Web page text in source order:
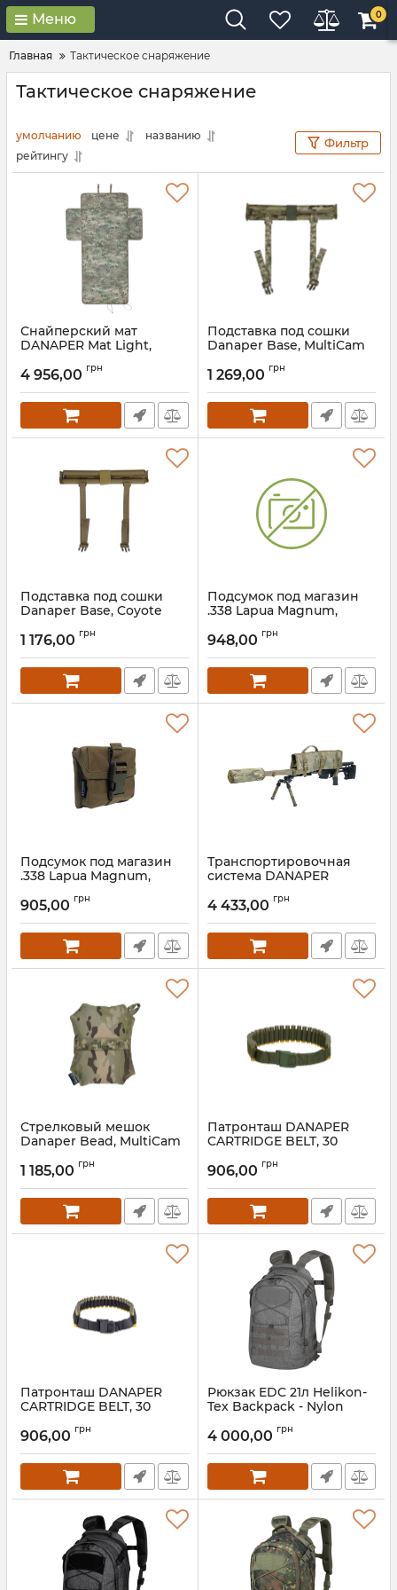
Меню 0
Главная Тактическое снаряжение
Тактическое снаряжение
умолчанию цене
названию
рейтингу
Фильтр
Снайперский мат
DANAPER Mat Light,
4 956,00 грн
Подставка под сошки
Danaper Base, MultiCam
1 269,00 грн
Подставка под сошки
Danaper Base, Coyote
1 176,00 грн
Подсумок под магазин
.338 Lapua Magnum,
948,00 грн
Подсумок под магазин
.338 Lapua Magnum,
905,00 грн
Транспортировочная
система DANAPER
4 433,00 грн
Стрелковый мешок
Danaper Bead, MultiCam
1 185,00 грн
Патронташ DANAPER
CARTRIDGE BELT, 30
906,00 грн
Патронташ DANAPER
CARTRIDGE BELT, 30
906,00 грн
Рюкзак EDC 21л Helikon-
Tex Backpack - Nylon
Melange Grey
Артикул:7_67300
4 000,00 грн